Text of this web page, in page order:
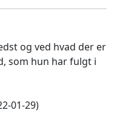
og ved hvad der er
som hun har fulgt i
01-29)